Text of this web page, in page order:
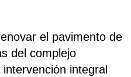
el pavimento de
del complejo
integral